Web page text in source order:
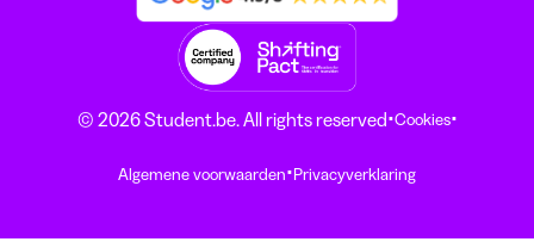
© 2026 Student.be. All rights reserved·Cookies·
Algemene voorwaarden·Privacyverklaring